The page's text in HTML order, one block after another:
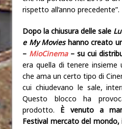
rispetto all’anno precedente”.
Dopo la chiusura delle sale
e My Movieshanno creato
– MioCinema – su cui
era quella di tenere insieme
che ama un certo tipo di
cui chiudevano le sale,
Questo blocco ha
prodotto. È venuto a
Festival mercato del mondo,